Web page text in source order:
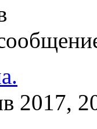
2017,